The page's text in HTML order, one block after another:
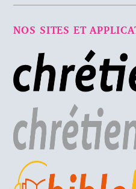
NOS SITES ET